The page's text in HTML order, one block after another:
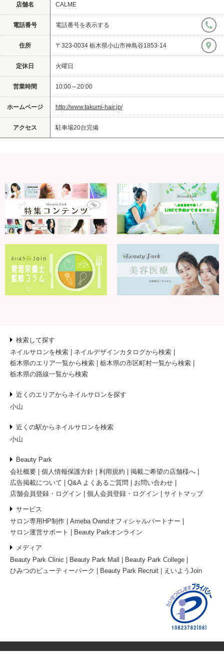
店舗名 CALME
電話番号 電話番号を表示する
住所 〒323-0034 栃木県小山市神鳥谷1853-14
定休日 火曜日
営業時間 10:00～20:00
ホームページ http://www.takumi-hair.jp/
アクセス 駐車場20台完備
検索して探す
ネイルサロンを検索
ネイルデザインカタログから検索
栃木県のエリア一覧から検索
栃木県の市区町村一覧から検索
栃木県の路線一覧から検索
近くのエリアからネイルサロンを探す
小山
近くの駅からネイルサロンを検索
小山
Beauty Park
会社概要
個人情報保護方針 利用規約
掲載ご希望の店舗様へ
広告掲載について
Q&A よくあるご質問
お問い合わせ
店舗会員登録・ログイン
個人会員登録・ログイン サイトマップ
サービス
サロン専用HP制作
Ameba Owndオフィシャルパートナー
サロン運営サポート
Beauty Parkオンライン
メディア
Beauty Park Clinic
Beauty Park Mall
Beauty Park College
ひみつのビューティーパーク
Beauty Park Recruit えいようJoin